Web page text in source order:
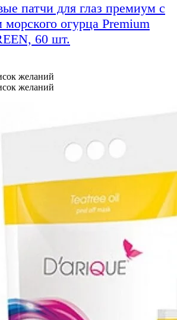
патчи для глаз премиум с
морского огурца Premium
60 шт.
желаний
желаний